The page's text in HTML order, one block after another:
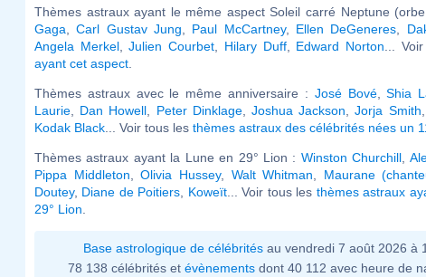
Thèmes astraux ayant le même aspect Soleil carré Neptune
Gaga ,Carl Gustav Jung Paul McCartney, Ellen DeGeneres
Angela Merkel,Julien Courbet Hilary Duff, Edward Norton ...
ayant cet aspect
Thèmes astraux avec le même anniversaire : José Bové,Shia
Laurie
Dan Howell Peter Dinklage,Joshua Jackson ,Jorja Smith
Kodak Black ... Voir tous les thèmes astraux des célébrités nées un
Thèmes astraux ayant la Lune en 29° Lion : Winston Churchill
Pippa Middleton ,Olivia Hussey, Walt Whitman
Maurane
Doutey, Diane de Poitiers Koweït... Voir tous les thèmes astraux
29° Lion
Base astrologique de célébrités au vendredi 7 août 2026 à
78 138 célébrités et évènementsdont 40 112 avec heure de